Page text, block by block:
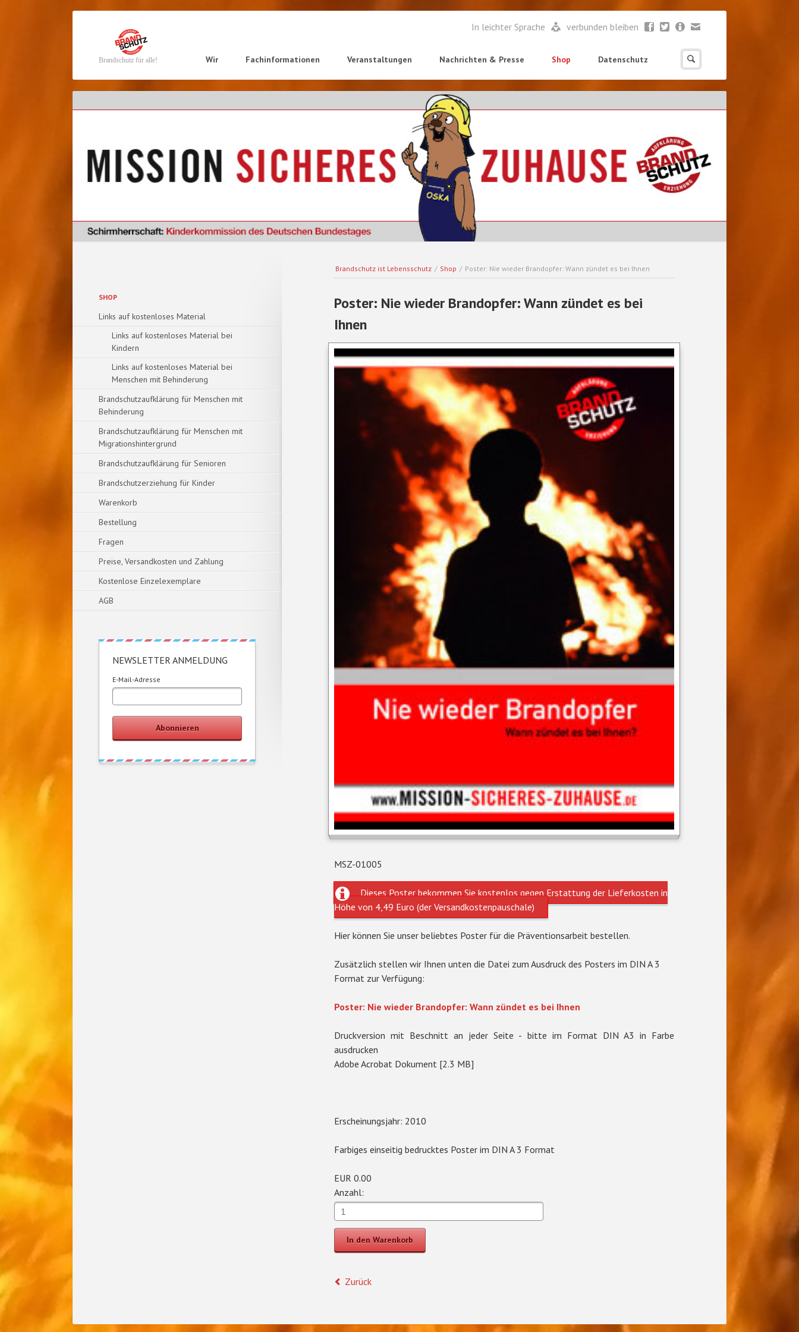
Brandschutz für alle!
Navigation
Wir Fachinformationen Veranstaltungen Nachrichten & Presse Shop Datenschutz
Navigation
überspringen
In leichter Sprache verbunden bleiben
Brandschutz ist Lebensschutz / Shop / Poster: Nie wieder Brandopfer: Wann zündet es bei Ihnen
Poster: Nie wieder Brandopfer: Wann zündet es bei
Ihnen
MSZ-01005
Dieses Poster bekommen Sie kostenlos gegen Erstattung der Lieferkosten in
Höhe von 4,49 Euro (der Versandkostenpauschale)
Hier können Sie unser beliebtes Poster für die Präventionsarbeit bestellen.
Zusätzlich stellen wir Ihnen unten die Datei zum Ausdruck des Posters im DIN A 3
Format zur Verfügung:
Poster: Nie wieder Brandopfer: Wann zündet es bei Ihnen
Druckversion mit Beschnitt an jeder Seite - bitte im Format DIN A3 in Farbe
ausdrucken
Adobe Acrobat Dokument [2.3 MB]
Erscheinungsjahr: 2010
Farbiges einseitig bedrucktes Poster im DIN A 3 Format
EUR 0.00
Anzahl:
Zurück
Navigation
SHOP
Links auf kostenloses Material
Links auf kostenloses Material bei
Kindern
Links auf kostenloses Material bei
Menschen mit Behinderung
Brandschutzaufklärung für Menschen mit
Behinderung
Brandschutzaufklärung für Menschen mit
Migrationshintergrund
Brandschutzaufklärung für Senioren
Brandschutzerziehung für Kinder
Warenkorb
Bestellung
Fragen
Preise, Versandkosten und Zahlung
Kostenlose Einzelexemplare
AGB
NEWSLETTER ANMELDUNG
E-Mail-Adresse
Abonnieren